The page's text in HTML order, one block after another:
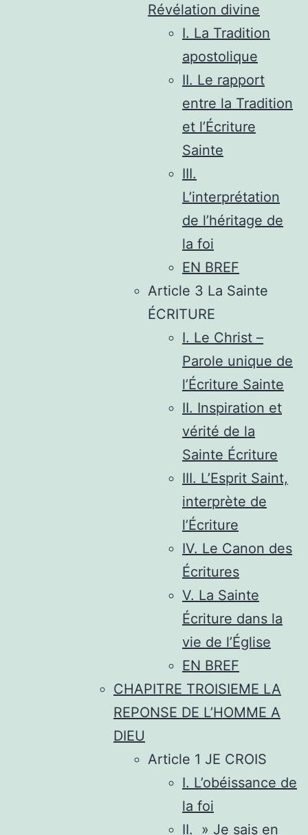
Révélation divine
I. La Tradition
apostolique
II. Le rapport
entre la Tradition
et l’Écriture
Sainte
III.
L’interprétation
de l’héritage de
la foi
EN BREF
Article 3 La Sainte
ÉCRITURE
I. Le Christ –
Parole unique de
l’Écriture Sainte
II. Inspiration et
vérité de la
Sainte Écriture
III. L’Esprit Saint,
interprète de
l’Écriture
IV. Le Canon des
Écritures
V. La Sainte
Écriture dans la
vie de l’Église
EN BREF
CHAPITRE TROISIEME LA
REPONSE DE L’HOMME A
DIEU
Article 1 JE CROIS
I. L’obéissance de
la foi
II. » Je sais en